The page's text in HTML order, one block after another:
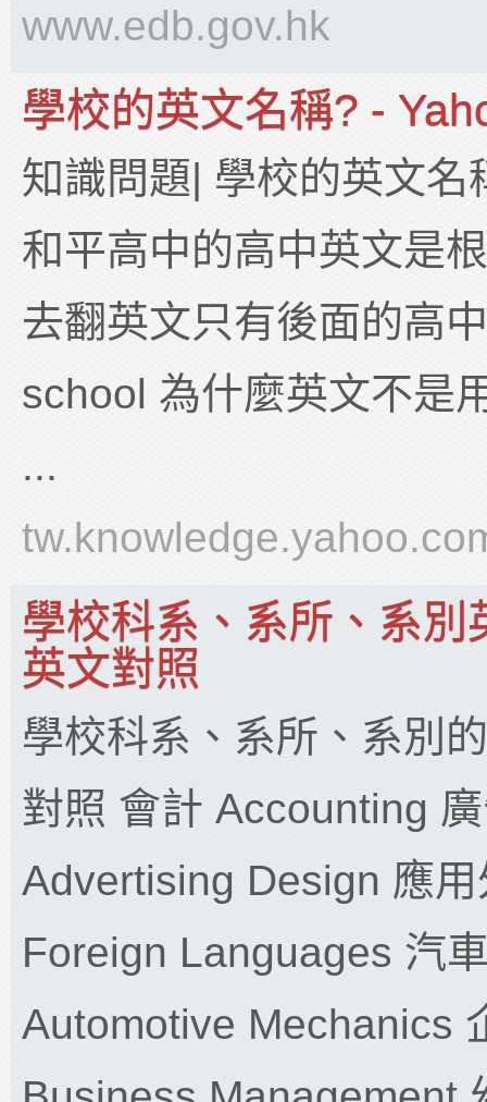
www.edb.gov.hk
學校的英文名稱? -
知識問題| 學校的英文名
和平高中的高中英文是
去翻英文只有後面的高
school 為什麼英文不是
...
學校科系、系所、系別
英文對照
學校科系、系所、系別
對照 會計 Accounting
Advertising Design 應
Foreign Languages 汽
Automotive Mechanics